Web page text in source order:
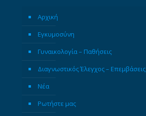
Αρχική
Εγκυμοσύνη
Γυναικολογία – Παθήσεις
Διαγνωστικός Έλεγχος – Επεμβάσεις
Νέα
Ρωτήστε μας